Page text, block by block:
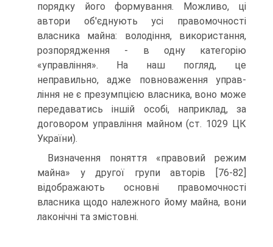
порядку його форму­вання. Можливо, ці
автори об'єднують усі правомоч­ності
власника майна: володіння, використання,
роз­порядження - в одну категорію
«управління». На наш погляд, це
неправильно, адже повноваження управ­
ління не є презумпцією власника, воно може
переда­ватись іншій особі, наприклад, за
договором управлін­ня майном (ст. 1029 ЦК
України).
Визначення поняття «правовий режим
майна» у другої групи авторів [76-82]
відображають основні правомочності
власника щодо належного йому май­на, вони
лаконічні та змістовні.